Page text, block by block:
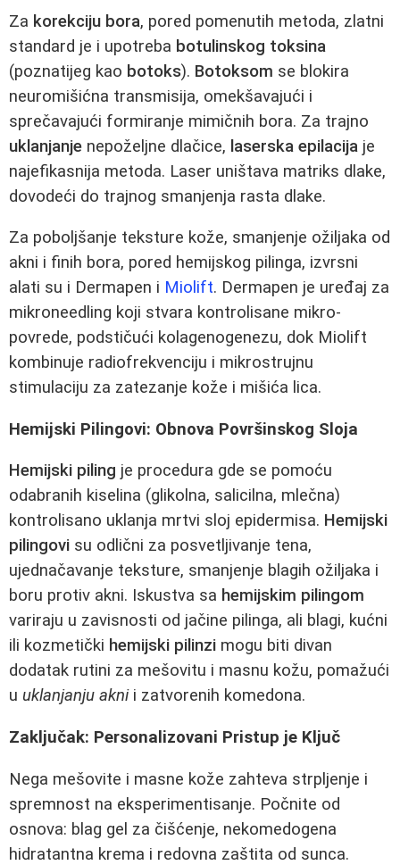
Za korekciju bora, pored pomenutih metoda, zlatni
standard je i upotreba botulinskog toksina
(poznatijeg kao botoks). Botoksom se blokira
neuromišićna transmisija, omekšavajući i
sprečavajući formiranje mimičnih bora. Za trajno
uklanjanje nepoželjne dlačice, laserska epilacija je
najefikasnija metoda. Laser uništava matriks dlake,
dovodeći do trajnog smanjenja rasta dlake.
Za poboljšanje teksture kože, smanjenje ožiljaka od
akni i finih bora, pored hemijskog pilinga, izvrsni
alati su i Dermapen i Miolift. Dermapen je uređaj za
mikroneedling koji stvara kontrolisane mikro-
povrede, podstičući kolagenogenezu, dok Miolift
kombinuje radiofrekvenciju i mikrostrujnu
stimulaciju za zatezanje kože i mišića lica.
Hemijski Pilingovi: Obnova Površinskog Sloja
Hemijski piling je procedura gde se pomoću
odabranih kiselina (glikolna, salicilna, mlečna)
kontrolisano uklanja mrtvi sloj epidermisa. Hemijski
pilingovi su odlični za posvetljivanje tena,
ujednačavanje teksture, smanjenje blagih ožiljaka i
boru protiv akni. Iskustva sa hemijskim pilingom
variraju u zavisnosti od jačine pilinga, ali blagi, kućni
ili kozmetički hemijski pilinzi mogu biti divan
dodatak rutini za mešovitu i masnu kožu, pomažući
u uklanjanju aknii zatvorenih komedona.
Zaključak: Personalizovani Pristup je Ključ
Negа mešovite i masne kože zahteva strpljenje i
spremnost na eksperimentisanje. Počnite od
osnova: blag gel za čišćenje, nekomedogena
hidratantna krema i redovna zaštita od sunca.